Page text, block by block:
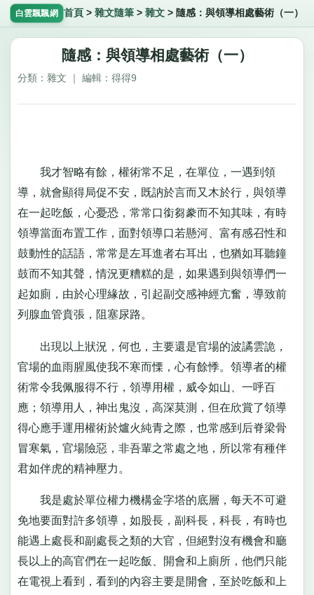
白雲飄飄網 首頁 > 雜文隨筆> 雜文> 隨感：與領導相處藝術（一）
隨感：與領導相處藝術（一）
分類：雜文 ｜ 編輯：得得9
我才智略有餘，權術常不足，在單位，一遇到領
導，就會顯得局促不安，既訥於言而又木於行，與領導
在一起吃飯，心憂恐，常常口銜芻豢而不知其味，有時
領導當面布置工作，面對領導口若懸河、富有感召性和
鼓動性的話語，常常是左耳進者右耳出，也猶如耳聽鐘
鼓而不知其聲，情況更糟糕的是，如果遇到與領導們一
起如廁，由於心理緣故，引起副交感神經亢奮，導致前
列腺血管賁張，阻塞尿路。
出現以上狀況，何也，主要還是官場的波譎雲詭，
官場的血雨腥風使我不寒而慄，心有餘悸。領導者的權
術常令我佩服得不行，領導用權，威令如山、一呼百
應；領導用人，神出鬼沒，高深莫測，但在欣賞了領導
得心應手運用權術於爐火純青之際，也常感到后脊梁骨
冒寒氣，官場險惡，非吾輩之常處之地，所以常有種伴
君如伴虎的精神壓力。
我是處於單位權力機構金字塔的底層，每天不可避
免地要面對許多領導，如股長，副科長，科長，有時也
能遇上處長和副處長之類的大官，但絕對沒有機會和廳
長以上的高官們在一起吃飯、開會和上廁所，他們只能
在電視上看到，看到的內容主要是開會，至於吃飯和上